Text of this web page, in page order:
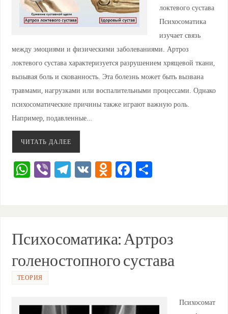
локтевого сустава
Психосоматика
изучает связь
между эмоциями и физическими заболеваниями. Артроз
локтевого сустава характеризуется разрушением хрящевой ткани,
вызывая боль и скованность. Эта болезнь может быть вызвана
травмами, нагрузками или воспалительными процессами. Однако
психосоматические причины также играют важную роль.
Например, подавленные…
ЧИТАТЬ ДАЛЕЕ
W
A
p
p
Vi T
a
m
V O
kl
a
ss
ki
F
b
o
o
О
ть
Психосоматика: Артроз
голеностопного сустава
ТЕОРИЯ
Психосомат